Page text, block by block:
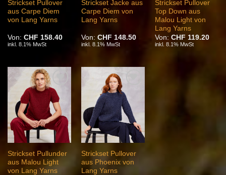
Strickset Pullover
aus Carpe Diem
von Lang Yarns
Von: CHF 158.40
inkl. 8.1% MwSt
Strickset Jacke aus
Carpe Diem von
Lang Yarns
Von: CHF 148.50
inkl. 8.1% MwSt
Strickset Pullover
Top Down aus
Malou Light von
Lang Yarns
Von: CHF 119.20
inkl. 8.1% MwSt
Auf die
Wunschliste
Strickset Pullunder
aus Malou Light
von Lang Yarns
Auf die
Wunschliste
Strickset Pullover
aus Phoenix von
Lang Yarns